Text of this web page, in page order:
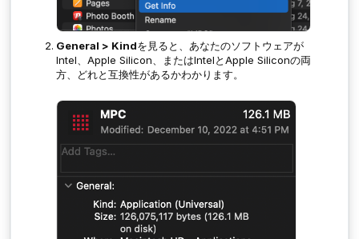
General > Kindを見ると、あなたのソフトウェアが
Intel、Apple Silicon、またはIntelとApple Siliconの両
方、どれと互換性があるかわかります。